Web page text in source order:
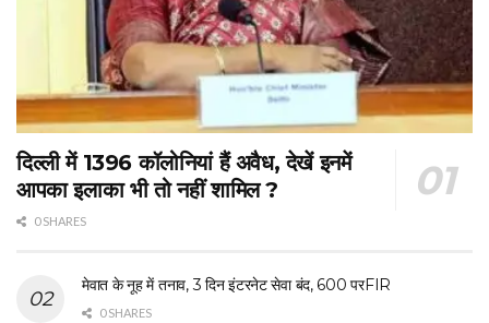
दिल्ली में 1396 कॉलोनियां हैं अवैध, देखें इनमें
आपका इलाका भी तो नहीं शामिल ?
0 SHARES
मेवात के नूह में तनाव, 3 दिन इंटरनेट सेवा बंद, 600 परFIR
0 SHARES